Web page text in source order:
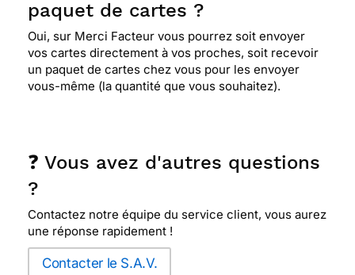
paquet de cartes ?
Oui, sur Merci Facteur vous pourrez soit envoyer
vos cartes directement à vos proches, soit recevoir
un paquet de cartes chez vous pour les envoyer
vous-même (la quantité que vous souhaitez).
❓ Vous avez d'autres questions
?
Contactez notre équipe du service client, vous aurez
une réponse rapidement !
Contacter le S.A.V.